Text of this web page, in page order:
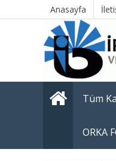
Anasayfa
Tüm
ORKA